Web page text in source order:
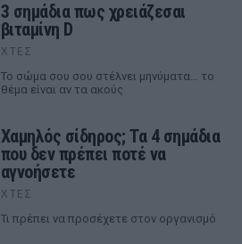
3 σημάδια πως χρειάζεσαι
βιταμίνη D
ΧΤΕΣ
Το σώμα σου σου στέλνει μηνύματα… το
θέμα είναι αν τα ακούς
Χαμηλός σίδηρος; Τα 4 σημάδια
που δεν πρέπει ποτέ να
αγνοήσετε
ΧΤΕΣ
Τι πρέπει να προσέχετε στον οργανισμό